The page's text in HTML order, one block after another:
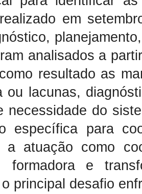
em
analisados a
resultado as
ou lacunas,
necessidade do
específica para
a atuação como
formadora e
principal desafio